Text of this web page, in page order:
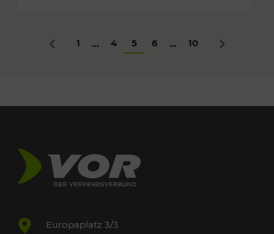
Zurück
1 ... 4 5 6 ... 10 Nächstes
Europaplatz 3/3